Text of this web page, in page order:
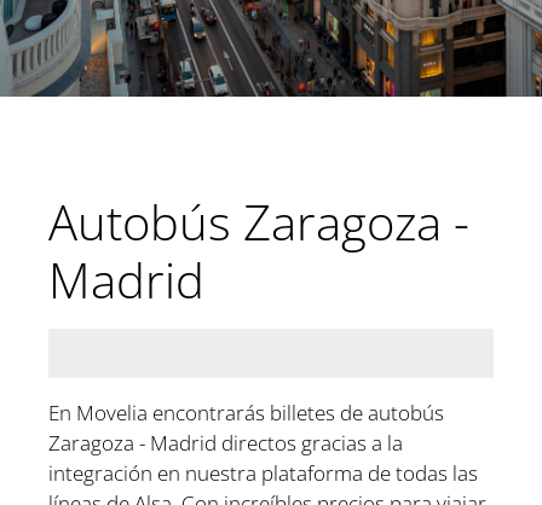
Autobús Zaragoza -
Madrid
En Movelia encontrarás billetes de autobús
Zaragoza - Madrid directos gracias a la
integración en nuestra plataforma de todas las